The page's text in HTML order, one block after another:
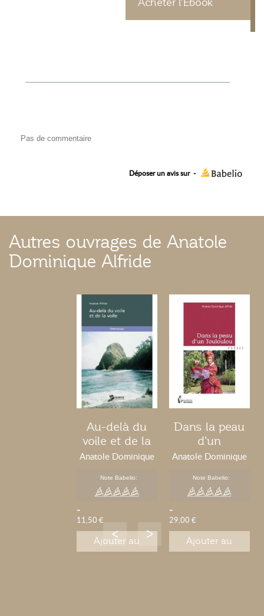
Acheter l'Ebook
Pas de commentaire
Déposer un avis sur -
Autres ouvrages de Anatole
Dominique Alfride
Au-delà du
voile et de la
voile
Anatole Dominique
Note Babelio:
-
11,50 €
Ajouter au
Dans la peau
d'un
Touloulou
Anatole Dominique
Note Babelio:
-
29,00 €
Ajouter au